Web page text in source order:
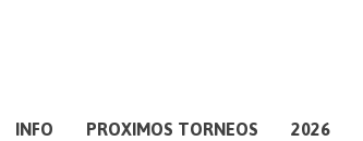
INFO PROXIMOS TORNEOS 2026